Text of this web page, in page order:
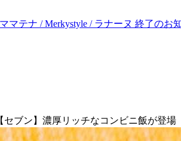
ママテナ / Merkystyle / ラナーヌ 終了のお
セブン】濃厚リッチなコンビニ飯が登場